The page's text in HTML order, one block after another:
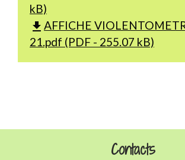
kB)
file_download AFFICHE
21.pdf (PDF - 255.07 kB)
Contacts